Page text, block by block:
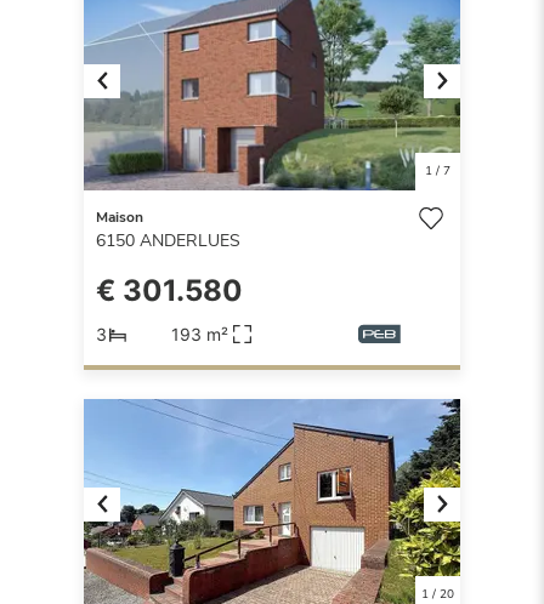
Previous Next
1/ 7
Maison
6150 ANDERLUES
€ 301.580
3 193 m²
Previous Next
1/ 20